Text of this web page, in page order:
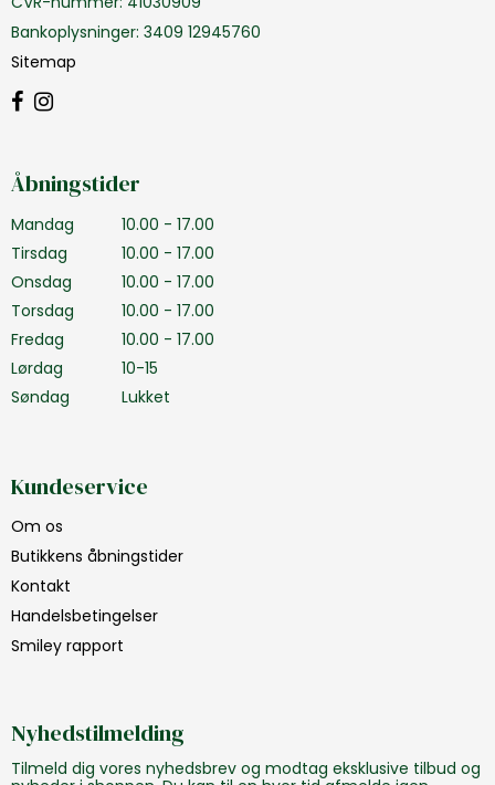
Bankoplysninger: 3409 12945760
Sitemap
Åbningstider
Mandag
10.00 - 17.00
Tirsdag
10.00 - 17.00
Onsdag
10.00 - 17.00
Torsdag
10.00 - 17.00
Fredag
10.00 - 17.00
Lørdag
10-15
Søndag
Lukket
Kundeservice
Om os
Butikkens åbningstider
Kontakt
Handelsbetingelser
Smiley rapport
Nyhedstilmelding
Tilmeld dig vores nyhedsbrev og modtag eksklusive tilbud og